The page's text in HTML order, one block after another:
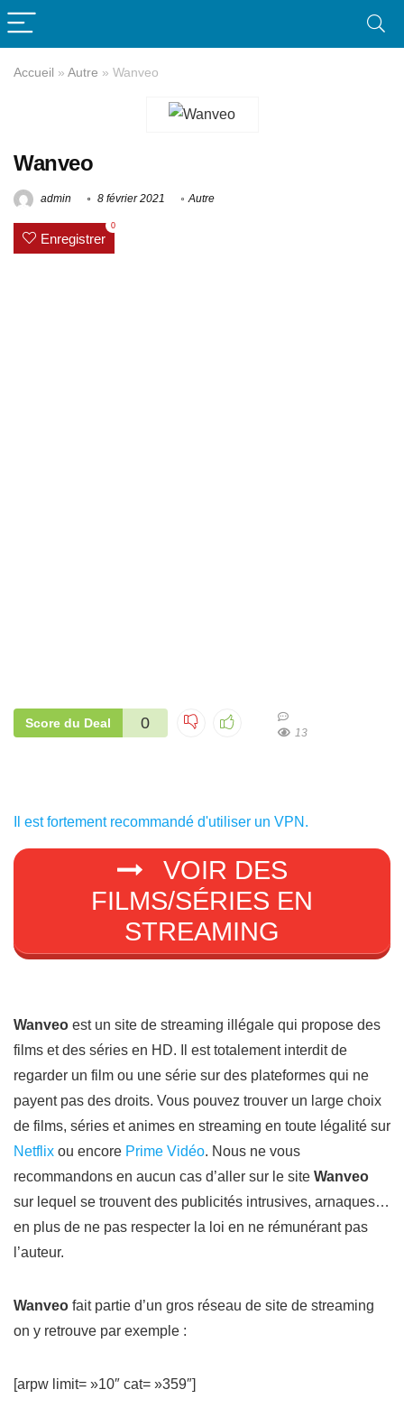
Accueil » Autre » Wanveo
Wanveo
admin 8 février 2021 Autre
Enregistrer
0
Score du Deal 0
13
Il est fortement recommandé d'utiliser un VPN.
VOIR DES
FILMS/SÉRIES EN
STREAMING
Wanveo est un site de streaming illégale qui propose des
films et des séries en HD. Il est totalement interdit de
regarder un film ou une série sur des plateformes qui ne
payent pas des droits. Vous pouvez trouver un large choix
de films, séries et animes en streaming en toute légalité sur
Netflix ou encore Prime Vidéo. Nous ne vous
recommandons en aucun cas d’aller sur le site Wanveo
sur lequel se trouvent des publicités intrusives, arnaques…
en plus de ne pas respecter la loi en ne rémunérant pas
l’auteur.
Wanveo fait partie d’un gros réseau de site de streaming
on y retrouve par exemple :
[arpw limit= »10″ cat= »359″]